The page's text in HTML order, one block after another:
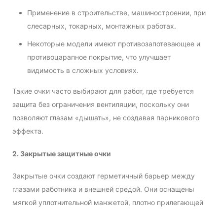
Применение в строительстве, машиностроении, при
слесарных, токарных, монтажных работах.
Некоторые модели имеют противозапотевающее и
противоцарапное покрытие, что улучшает
видимость в сложных условиях.
Такие очки часто выбирают для работ, где требуется
защита без ограничения вентиляции, поскольку они
позволяют глазам «дышать», не создавая парникового
эффекта.
2. Закрытые защитные очки
Закрытые очки создают герметичный барьер между
глазами работника и внешней средой. Они оснащены
мягкой уплотнительной манжетой, плотно прилегающей